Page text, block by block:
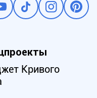
Кривого